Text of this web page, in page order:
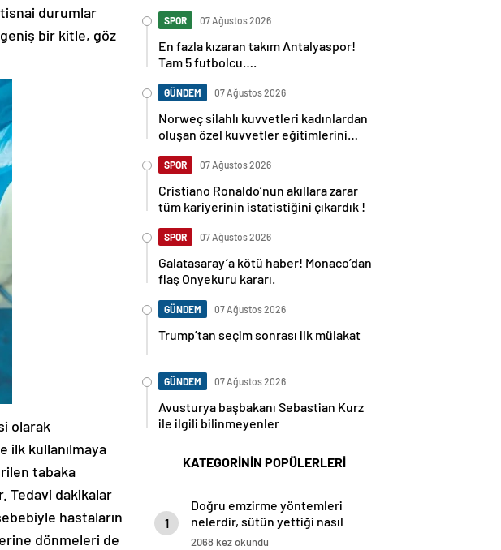
durumlar
bir kitle, göz
olarak
ilk kullanılmaya
tabaka
Tedavi dakikalar
hastaların
dönmeleri de
SPOR 07 Ağustos 2026
En fazla kızaran takım Antalyaspor!
Tam 5 futbolcu….
GÜNDEM 07 Ağustos 2026
Norweç silahlı kuvvetleri kadınlardan
oluşan özel kuvvetler eğitimlerini
SPOR 07 Ağustos 2026
Cristiano Ronaldo’nun akıllara zarar
tüm kariyerinin istatistiğini çıkardık !
SPOR 07 Ağustos 2026
Galatasaray’a kötü haber! Monaco’dan
flaş Onyekuru kararı.
GÜNDEM 07 Ağustos 2026
Trump’tan seçim sonrası ilk mülakat
GÜNDEM 07 Ağustos 2026
Avusturya başbakanı Sebastian Kurz
ile ilgili bilinmeyenler
KATEGORİNİN POPÜLERLERİ
1
Doğru emzirme yöntemleri
nelerdir, sütün yettiği nasıl
anlaşılır?
2068 kez okundu